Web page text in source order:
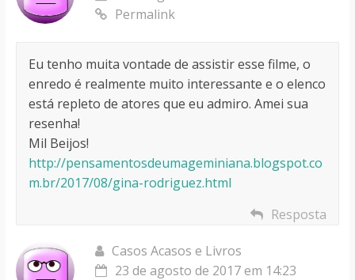
Permalink
Eu tenho muita vontade de assistir esse filme, o
enredo é realmente muito interessante e o elenco
está repleto de atores que eu admiro. Amei sua
resenha!
Mil Beijos!
http://pensamentosdeumageminiana.blogspot.co
m.br/2017/08/gina-rodriguez.html
Resposta
Casos Acasos e Livros
23 de agosto de 2017 em 14:23